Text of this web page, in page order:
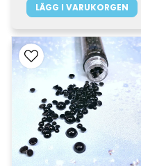
LÄGG I VARUKORGEN